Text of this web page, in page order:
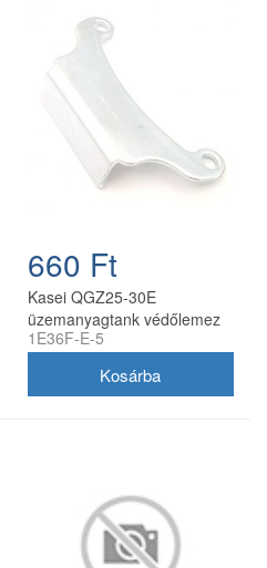
660 Ft
Kasei QGZ25-30E
üzemanyagtank védőlemez
szivattyúhoz
1E36F-E-5